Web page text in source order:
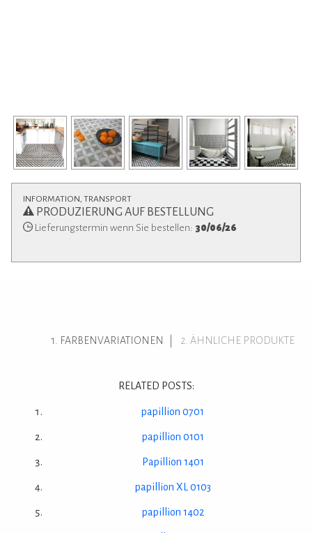
INFORMATION, TRANSPORT
PRODUZIERUNG AUF BESTELLUNG
Lieferungstermin wenn Sie bestellen: 30/06/26
FARBENVARIATIONEN ÄHNLICHE PRODUKTE
RELATED POSTS:
papillion 0701
papillion 0101
Papillion 1401
papillion XL 0103
papillion 1402